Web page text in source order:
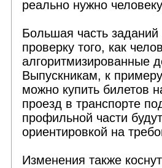
реально нужно
Большая часть
проверку того, как
алгоритмизированные
Выпускникам, к
можно купить билетов
проезд в транспорте
профильной части
ориентировкой на
Изменения также